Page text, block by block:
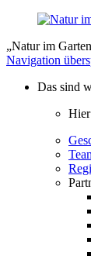
„Natur im
Navigation
Das sind